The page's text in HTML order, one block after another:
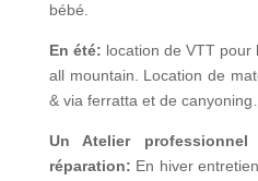
bébé.
En été: location de VTT pour
all mountain. Location de
& via ferratta et de canyoning…
Un Atelier
réparation: En hiver